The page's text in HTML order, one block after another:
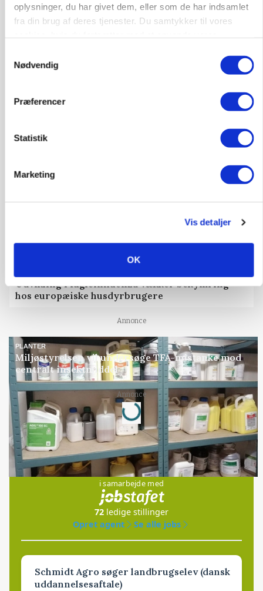
oplysninger, du har givet dem, eller som de har indsamlet
fra din brug af deres tjenester. Du samtykker til vores
Nødvendig
Præferencer
Statistik
Marketing
Vis detaljer
OK
MARKED
Tysk industri trodser energipres og kinesisk
Udvikling i fugleinfluenza vækker bekymring
hos europæiske husdyrbrugere
Annonce
PLANTER
Miljøstyrelsen vil undersøge TFA-mistanke mod
centralt insektmiddel
Annonce
Loading...
Jobs
i samarbejde med
72 ledige stillinger
Opret agent
Se alle jobs
Schmidt Agro søger landbrugselev (dansk
uddannelsesaftale)